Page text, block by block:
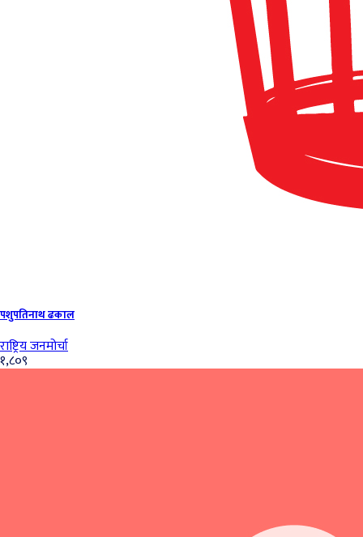
पशुपतिनाथ ढकाल
राष्ट्रिय जनमोर्चा
१,८०९